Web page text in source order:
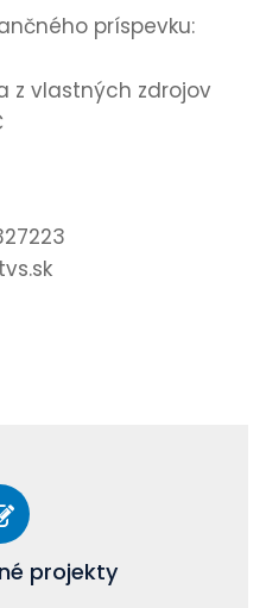
príspevku:
z vlastných zdrojov
projekty